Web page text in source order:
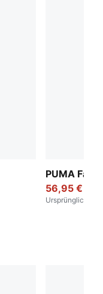
PUMA
56,95 €
Ursprünglich